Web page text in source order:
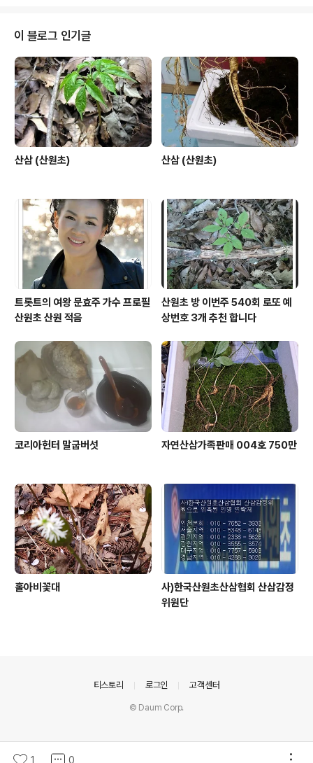
이 블로그 인기글
산삼 (산원초) 산삼 (산원초)
트롯트의 여왕 문효주 가수 프로필
산원초 산원 적음
산원초 방 이번주 540회 로또 예
상번호 3개 추천 합니다
코리아헌터 말굽버섯 자연산삼가족판매 004호 750만
홀아비꽃대
사)한국산원초산삼협회 산삼감정
위원단
1 0
티스토리 로그인 고객센터
© Daum Corp.